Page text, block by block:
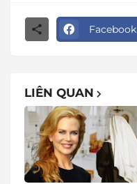
Facebook
LIÊN QUAN